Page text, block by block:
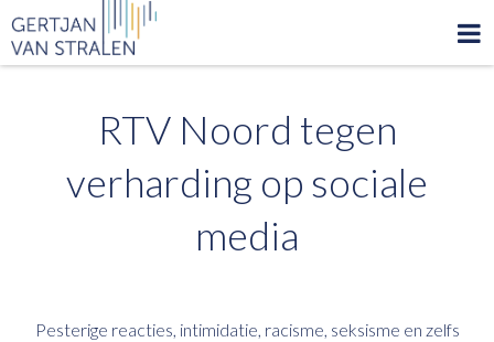
RTV Noord tegen
verharding op sociale
media
Pesterige reacties, intimidatie, racisme, seksisme en zelfs